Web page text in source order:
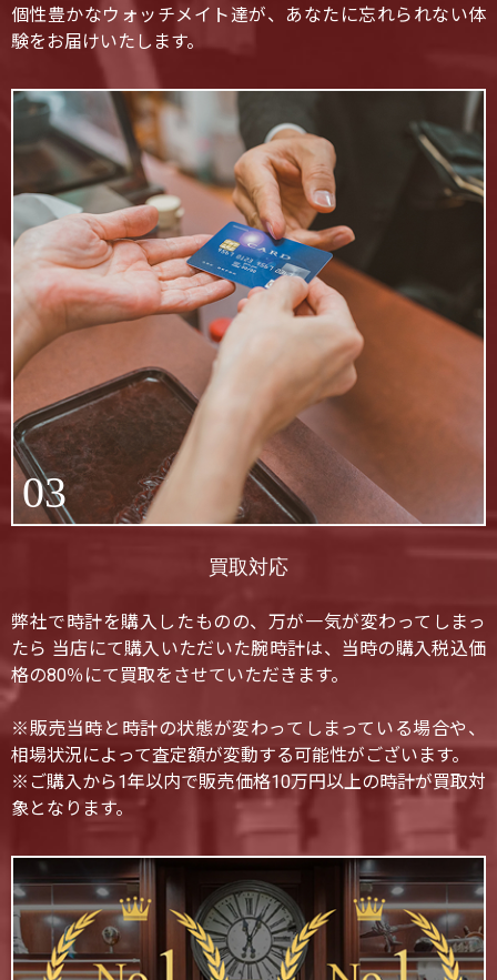
個性豊かなウォッチメイト達が、あなたに忘れられない体
験をお届けいたします。
03
買取対応
弊社で時計を購入したものの、万が一気が変わってしまっ
たら 当店にて購入いただいた腕時計は、当時の購入税込価
格の80％にて買取をさせていただきます。
※販売当時と時計の状態が変わってしまっている場合や、
相場状況によって査定額が変動する可能性がございます。
※ご購入から1年以内で販売価格10万円以上の時計が買取対
象となります。